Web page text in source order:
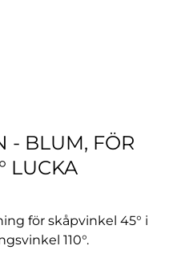
- BLUM, FÖR
LUCKA
för skåpvinkel 45° i
110°.